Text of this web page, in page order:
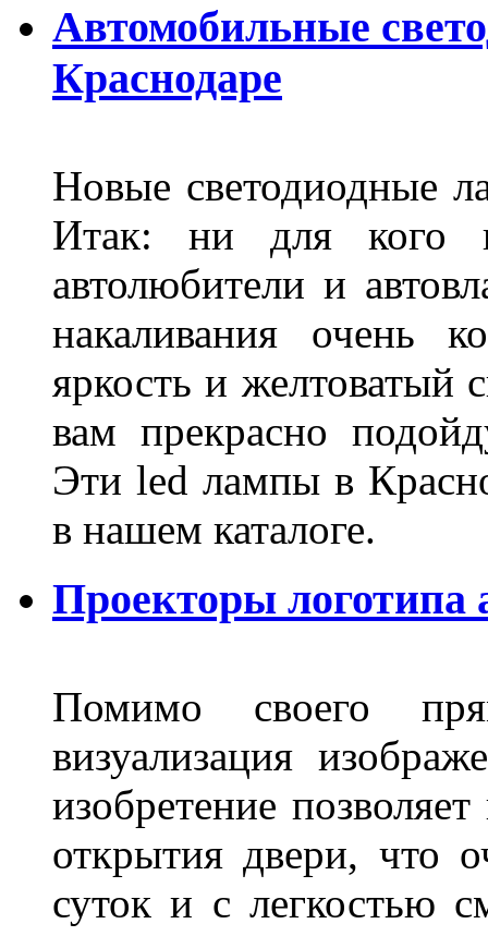
Автомобильные
Краснодаре
Новые светодиодные
Итак: ни для кого
автолюбители и
накаливания очень
яркость и желтоватый
вам прекрасно
Эти led лампы в
в нашем каталоге.
Проекторы логотипа
Помимо своего
визуализация
изобретение
открытия двери, что
суток и с легкостью